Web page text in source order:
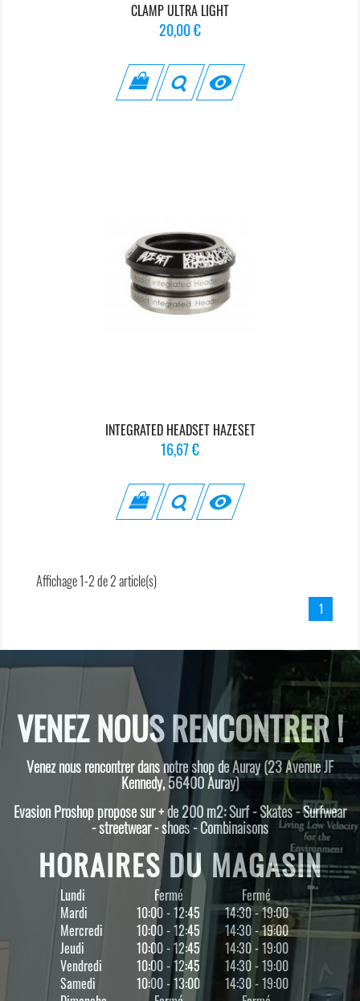
CLAMP ULTRA LIGHT
Prix
20,00 €

INTEGRATED HEADSET HAZESET
Prix
16,67 €

Affichage 1-2 de 2 article(s)
1
VENEZ NOUS RENCONTRER !
Venez nous rencontrer dans notre shop de Auray (23 Avenue JF
Kennedy, 56400 Auray)
Evasion Proshop propose sur + de 200 m2: Surf - Skates - Surfwear
- streetwear - shoes - Combinaisons
HORAIRES DU MAGASIN
Lundi Fermé
Fermé
Mardi
10:00 - 12:45
14:30 - 19:00
Mercredi
10:00 - 12:45
14:30 - 19:00
Jeudi
10:00 - 12:45
14:30 - 19:00
Vendredi
10:00 - 12:45
14:30 - 19:00
Samedi
10:00 - 13:00
14:30 - 19:00